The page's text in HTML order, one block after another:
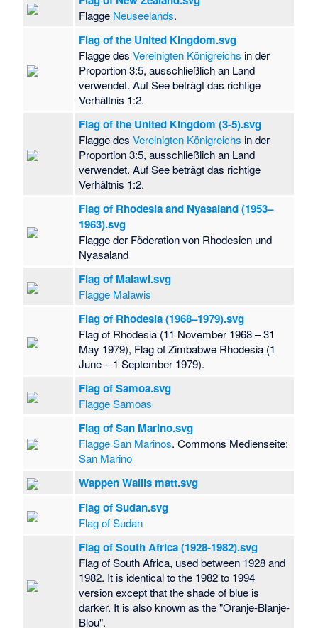
Flagge Neuseelands.
Flag of the United Kingdom.svg
Flagge desVereinigten Königreichs in der
Proportion 3:5, ausschließlich an Land
verwendet. Auf See beträgt das richtige
Verhältnis 1:2.
Flag of the United Kingdom (3-5).svg
Flagge desVereinigten Königreichs in der
Proportion 3:5, ausschließlich an Land
verwendet. Auf See beträgt das richtige
Verhältnis 1:2.
Flag of Rhodesia and Nyasaland (1953–
1963).svg
Flagge der Föderation von Rhodesien und
Nyasaland
Flag of Malawi.svg
Flagge Malawis
Flag of Rhodesia (1968–1979).svg
Flag of Rhodesia (11 November 1968 – 31
May 1979), Flag of Zimbabwe Rhodesia (1
June – 1 September 1979).
Flag of Samoa.svg
Flagge Samoas
Flag of San Marino.svg
Flagge San Marinos. Commons Medienseite:
San Marino
Wappen Wallis matt.svg
Flag of Sudan.svg
Flag of Sudan
Flag of South Africa (1928-1982).svg
Flag of South Africa, used between 1928 and
1982. It is identical to the 1982 to 1994
version except that the shade of blue is
darker. It is also known as the "Oranje-Blanje-
Blou".